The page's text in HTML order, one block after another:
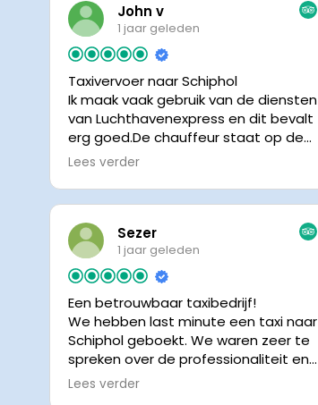
John v
1 jaar geleden
Taxivervoer naar Schiphol
Ik maak vaak gebruik van de diensten
van Luchthavenexpress en dit bevalt
erg goed.De chauffeur staat op de
afgesproken tijd klaar om je op te
neemt de chauffeur direct contact
staat.Altijd nette chauffeurs, en in
mijn geval is het voordeliger dan
parkeren op P3 bij 9 dagen parkeren.
En dan hopen dat je auto geen
schade heeft ivm de krappe
parkeervakken. Ik beveel
Luchthavenexpress dan ook zeker
aan.
Lees verder
Sezer
1 jaar geleden
Een betrouwbaar taxibedrijf!
We hebben last minute een taxi naar
Schiphol geboekt. We waren zeer te
spreken over de professionaliteit en
vriendelijkheid van luchthavenexpres!
Lees verder